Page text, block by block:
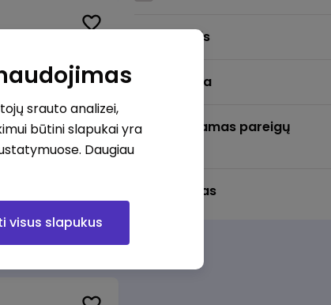
Darbo sritis
Darbo vieta
Pageidaujamas pareigų
Darbo laikas
srauto analizei,
būtini slapukai yra
Daugiau
visus slapukus